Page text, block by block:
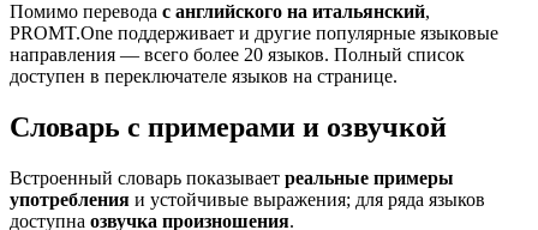
Помимо перевода с английского на итальянский,
PROMT.One поддерживает и другие популярные языковые
направления — всего более 20 языков. Полный список
доступен в переключателе языков на странице.
Словарь с примерами и озвучкой
Встроенный словарь показывает реальные примеры
употребления и устойчивые выражения; для ряда языков
доступна озвучка произношения.